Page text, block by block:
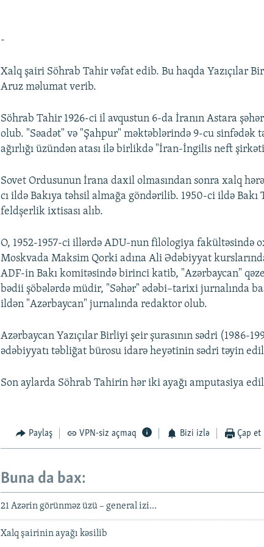
-
Xalq şairi Söhrab Tahir vəfat edib. Bu haqda Yazıçılar
Aruz məlumat verib.
Söhrab Tahir 1926-ci il avqustun 6-da İranın Astara
olub. "Səadət" və "Şahpur" məktəblərində 9-cu sinfədək
ağırlığı üzündən atası ilə birlikdə "İran-İngilis neft
Sovet Ordusunun İrana daxil olmasından sonra xalq
cı ildə Bakıya təhsil almağa göndərilib. 1950-ci ildə
feldşerlik ixtisası alıb.
O, 1952-1957-ci illərdə ADU-nun filologiya fakültəsində
Moskvada Maksim Qorki adına Ali Ədəbiyyat
ADF-in Bakı komitəsində birinci katib, "Azərbaycan"
bədii şöbələrdə müdir, "Səhər" ədəbi–tarixi jurnalında
ildən "Azərbaycan" jurnalında redaktor olub.
Azərbaycan Yazıçılar Birliyi şeir şurasının sədri (1986-
ədəbiyyatı təbliğat bürosu idarə heyətinin sədri təyin
Son aylarda Söhrab Tahirin hər iki ayağı amputasiya
Paylaş VPN-siz açmaq Bizi izlə Çap et
Buna da bax:
21 Azərin görünməz üzü – general izi...
Xalq şairinin ayağı kəsilib